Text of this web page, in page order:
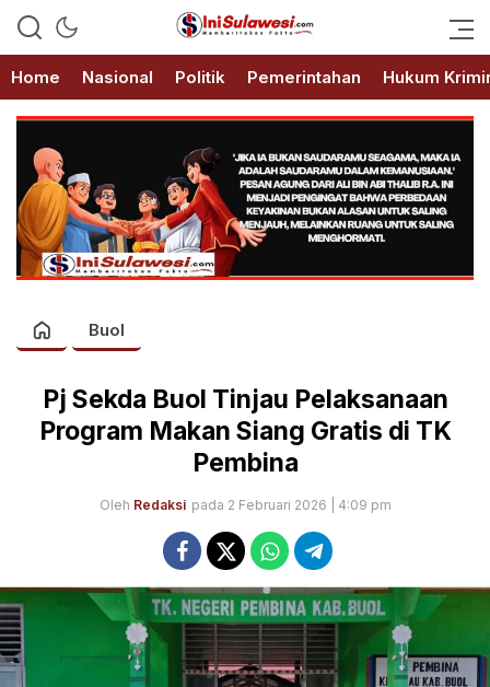
IniSulawesi.com
Memberitakan Fakta
Home
Nasional Politik Pemerintahan Hukum
Buol
Pj Sekda Buol Tinjau Pelaksanaan
Program Makan Siang Gratis di TK
Pembina
Oleh Redaksi pada 2 Februari 2026 | 4:09 pm